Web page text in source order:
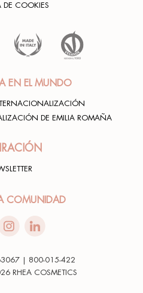
DE COOKIES
EN EL MUNDO
DE EMILIA ROMAÑA
COMUNIDAD
| 800-015-422
RHEA COSMETICS